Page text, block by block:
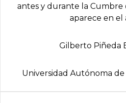
antes y durante la Cumbre
aparece en el
Gilberto Piñeda
Universidad Autónoma de